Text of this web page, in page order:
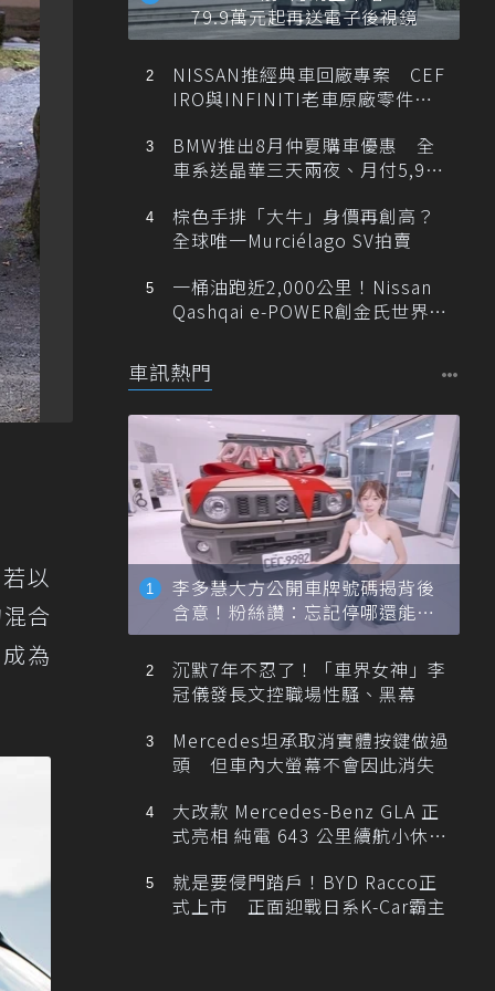
以
合
為
79.9萬元起再送電子後視鏡
NISSAN推經典車回廠專案 CEF
IRO與INFINITI老車原廠零件最
BMW推出8月仲夏購車優惠 全
車系送晶華三天兩夜、月付5,900
棕色手排「大牛」身價再創高？
全球唯一Murciélago SV拍賣
一桶油跑近2,000公里！Nissan
Qashqai e-POWER創金氏世界紀
車訊熱門
李多慧大方公開車牌號碼揭背後
含意！粉絲讚：忘記停哪還能幫
忙找車
沉默7年不忍了！「車界女神」李
冠儀發長文控職場性騷、黑幕
Mercedes坦承取消實體按鍵做過
頭 但車內大螢幕不會因此消失
大改款 Mercedes-Benz GLA 正
式亮相 純電 643 公里續航小休
就是要侵門踏戶！BYD Racco正
式上市 正面迎戰日系K-Car霸主